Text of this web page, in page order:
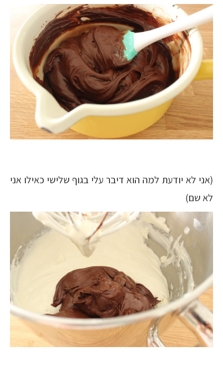
(אני לא יודעת למה הוא דיבר עלי בגוף שלישי כאילו אני
לא שם)